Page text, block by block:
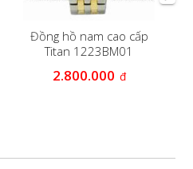
Đồng hồ nam cao cấp
Titan 1223BM01
2.800.000 đ